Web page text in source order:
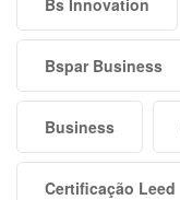
Bspar Business
Business
Certificação Leed